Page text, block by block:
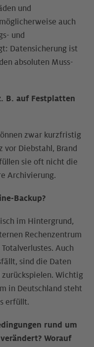
und
auch
und
Datensicherung ist
absoluten Muss-
B. auf Festplatten
zwar kurzfristig
vor Diebstahl, Brand
sie oft nicht die
Archivierung.
Backup?
im Hintergrund,
Rechenzentrum
Auch
sind die Daten
zurückspielen. Wichtig
in Deutschland steht
erfüllt.
rund um
Worauf